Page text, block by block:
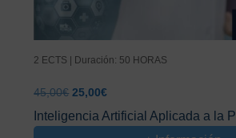
2 ECTS | Duración: 50 HORAS
45,00€ El
precio
original
25,00€El
precio
actual
Inteligencia Artificial Aplicada a la